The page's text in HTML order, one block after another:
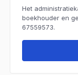
Het
boekhouder en
67559573.